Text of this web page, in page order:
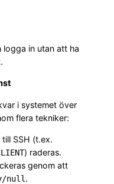
logga in utan att ha
i systemet över
flera tekniker:
SSH (t.ex.
) raderas.
genom att
null .